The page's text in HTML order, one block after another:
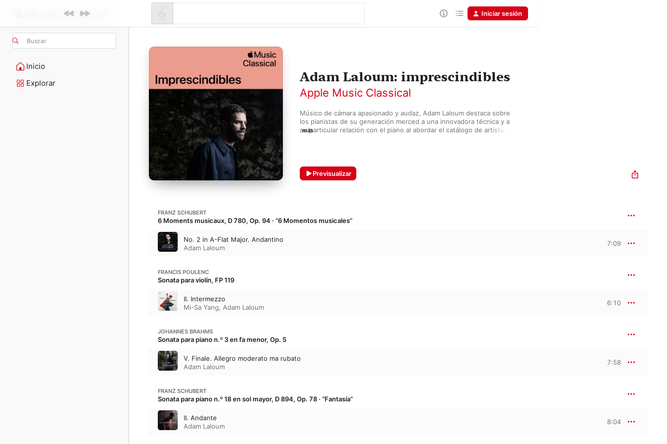
Buscar
Inicio
Explorar
Iniciar sesión
Adam Laloum: imprescindibles
Apple Music Classical
Músico de cámara apasionado y audaz, Adam Laloum destaca sobre
los pianistas de su generación merced a una innovadora técnica y a
su particular relación con el piano al abordar el catálogo de artistas
la crítica.
más
Previsualizar
FRANZ SCHUBERT
6 Moments musicaux, D 780, Op. 94 · “6 Momentos musicales”
No. 2 in A-Flat Major. Andantino
Adam Laloum
7:09
FRANCIS POULENC
Sonata para violín, FP 119
II. Intermezzo
Mi-Sa Yang, Adam Laloum
6:10
JOHANNES BRAHMS
Sonata para piano n.º 3 en fa menor, Op. 5
V. Finale. Allegro moderato ma rubato
Adam Laloum
7:58
FRANZ SCHUBERT
Sonata para piano n.º 18 en sol mayor, D 894, Op. 78 · “Fantasía”
II. Andante
Adam Laloum
8:04